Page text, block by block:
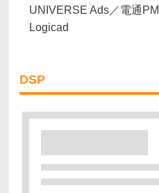
UNIVERSE Ads／電通
Logicad
DSP